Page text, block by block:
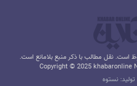
است. نقل مطالب با ذکر منبع بلامانع است.
Copyright © 2025 khabaronline
نستوه